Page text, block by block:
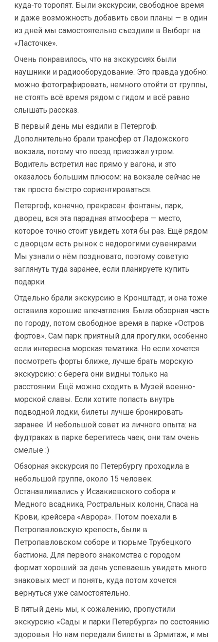
куда-то торопят. Были экскурсии, свободное время
и даже возможность добавить свои планы — в один
из дней мы самостоятельно съездили в Выборг на
«Ласточке».
Очень понравилось, что на экскурсиях были
наушники и радиооборудование. Это правда удобно:
можно фотографировать, немного отойти от группы,
не стоять всё время рядом с гидом и всё равно
слышать рассказ.
В первый день мы ездили в Петергоф.
Дополнительно брали трансфер от Ладожского
вокзала, потому что поезд приезжал утром.
Водитель встретил нас прямо у вагона, и это
оказалось большим плюсом: на вокзале сейчас не
так просто быстро сориентироваться.
Петергоф, конечно, прекрасен: фонтаны, парк,
дворец, вся эта парадная атмосфера — место,
которое точно стоит увидеть хотя бы раз. Ещё рядом
с дворцом есть рынок с недорогими сувенирами.
Мы узнали о нём поздновато, поэтому советую
заглянуть туда заранее, если планируете купить
подарки.
Отдельно брали экскурсию в Кронштадт, и она тоже
оставила хорошие впечатления. Была обзорная часть
по городу, потом свободное время в парке «Остров
фортов». Сам парк приятный для прогулки, особенно
если интересна морская тематика. Но если хочется
посмотреть форты ближе, лучше брать морскую
экскурсию: с берега они видны только на
расстоянии. Ещё можно сходить в Музей военно-
морской славы. Если хотите попасть внутрь
подводной лодки, билеты лучше бронировать
заранее. И небольшой совет из личного опыта: на
фудтраках в парке берегитесь чаек, они там очень
смелые :)
Обзорная экскурсия по Петербургу проходила в
небольшой группе, около 15 человек.
Останавливались у Исаакиевского собора и
Медного всадника, Ростральных колонн, Спаса на
Крови, крейсера «Аврора». Потом поехали в
Петропавловскую крепость, были в
Петропавловском соборе и тюрьме Трубецкого
бастиона. Для первого знакомства с городом
формат хороший: за день успеваешь увидеть много
знаковых мест и понять, куда потом хочется
вернуться уже самостоятельно.
В пятый день мы, к сожалению, пропустили
экскурсию «Сады и парки Петербурга» по состоянию
здоровья. Но нам передали билеты в Эрмитаж, и мы